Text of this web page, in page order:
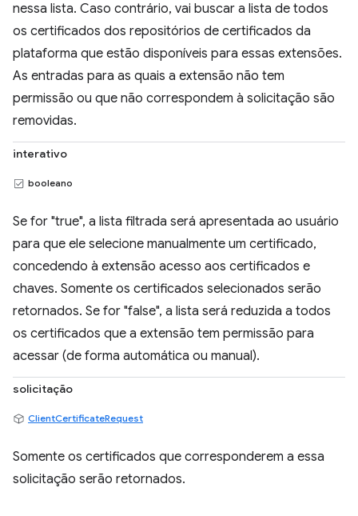
nessa lista. Caso contrário, vai buscar a lista de todos
os certificados dos repositórios de certificados da
plataforma que estão disponíveis para essas extensões.
As entradas para as quais a extensão não tem
permissão ou que não correspondem à solicitação são
removidas.
interativo
booleano
Se for "true", a lista filtrada será apresentada ao usuário
para que ele selecione manualmente um certificado,
concedendo à extensão acesso aos certificados e
chaves. Somente os certificados selecionados serão
retornados. Se for "false", a lista será reduzida a todos
os certificados que a extensão tem permissão para
acessar (de forma automática ou manual).
solicitação
ClientCertificateRequest
Somente os certificados que corresponderem a essa
solicitação serão retornados.